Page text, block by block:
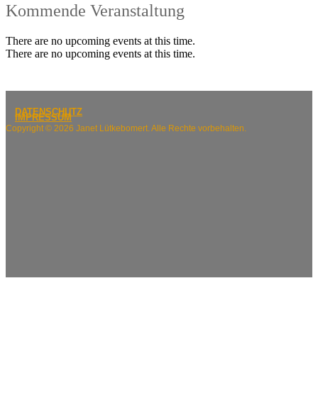
Kommende Veranstaltung
There are no upcoming events at this time.
There are no upcoming events at this time.
DATENSCHUTZ
IMPRESSUM
Copyright © 2026 Janet Lütkebomert. Alle Rechte vorbehalten.